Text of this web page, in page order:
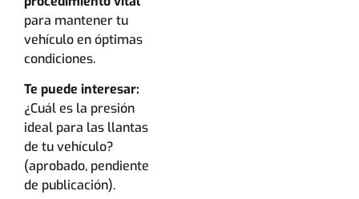
para mantener tu
vehículo en óptimas
condiciones.
Te puede interesar:
¿Cuál es la presión
ideal para las llantas
de tu vehículo?
(aprobado, pendiente
de publicación).